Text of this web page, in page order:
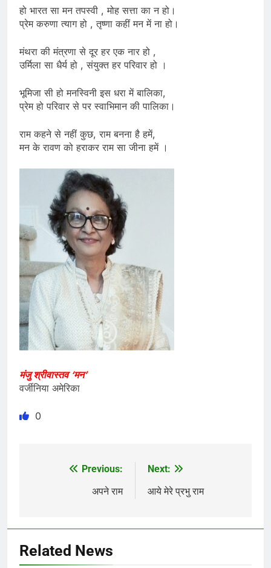
हो भारत सा मन तपस्वी , मोह सत्ता का न हो।
प्रेम करुणा त्याग हो , तृष्णा कहीं मन में ना हो।
मंथरा की मंत्रणा से दूर हर एक नार हो ,
उर्मिला सा धैर्य हो , संयुक्त हर परिवार हो ।
भूमिजा सी हो मनस्विनी इस धरा में बालिका,
प्रेम हो परिवार से पर स्वाभिमान की पालिका।
राम कहने से नहीं कुछ, राम बनना है हमें,
मन के रावण को हराकर राम सा जीना हमें ।
मंजु श्रीवास्तव ‘मन’
वर्जीनिया अमेरिका
0
navigation
Previous:
अपने राम
Next:
आये मेरे प्रभु राम
Related News